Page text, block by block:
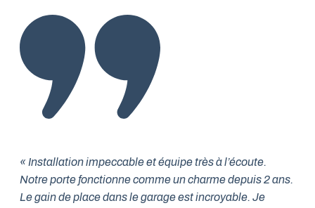
« Installation impeccable et équipe très à l’écoute.
Notre porte fonctionne comme un charme depuis 2 ans.
Le gain de place dans le garage est incroyable. Je